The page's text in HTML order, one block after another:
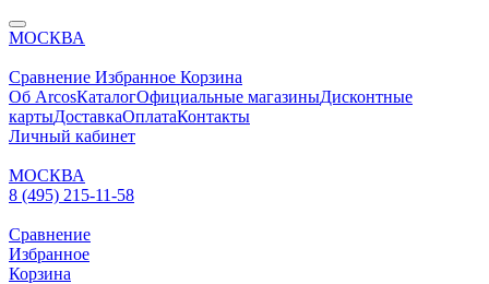
МОСКВА
Сравнение Избранное Корзина
Об ArcosКаталогОфициальные магазиныДисконтные
картыДоставкаОплатаКонтакты
Личный кабинет
МОСКВА
8 (495) 215-11-58
Сравнение
Избранное
Корзина